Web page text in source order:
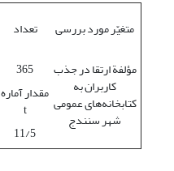
متغیّر مورد بررسی تعداد
مؤلفة ارتقا در جذب
کاربران به
کتابخانه‌های عمومی
شهر سنندج
365
مقدار آماره
t
11/5